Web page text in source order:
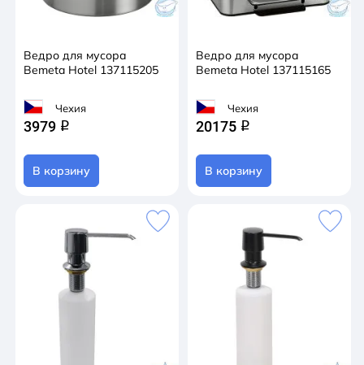
Ведро для мусора
Bemeta Hotel 137115205
Чехия
3979 q
В корзину
Ведро для мусора
Bemeta Hotel 137115165
Чехия
20175 q
В корзину